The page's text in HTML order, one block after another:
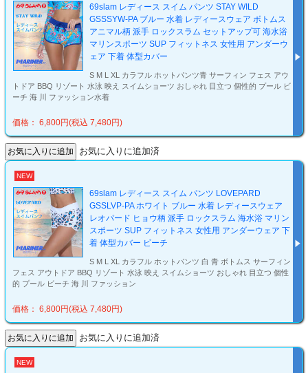
69slam レディース スイム パンツ STAY WILD
GSSSYW-PA ブルー 水着 レディースウェア ボトムス
アニマル柄 派手 ロックスラム セットアップ可 海水浴
マリンスポーツ SUP フィットネス 女性用 アンダーウ
ェア 下着 体型カバー
S M L XL カラフル ホットパンツ青 サーフィン フェス アウ
トドア BBQ リゾート 水泳 映え スイムショーツ おしゃれ 目立つ 個性的 プール ビ
ーチ 海 川 ファッション水着
価格： 6,800円(税込 7,480円)
お気に入りに追加済
NEW
69slam レディース スイム パンツ LOVEPARD
GSSLVP-PA ホワイト ブルー 水着 レディースウェア
レオパード ヒョウ柄 派手 ロックスラム 海水浴 マリン
スポーツ SUP フィットネス 女性用 アンダーウェア 下
着 体型カバー ビーチ
S M L XL カラフル ホットパンツ 白 青 ボトムス サーフィン
フェス アウトドア BBQ リゾート 水泳 映え スイムショーツ おしゃれ 目立つ 個性
的 プール ビーチ 海 川 ファッション
価格： 6,800円(税込 7,480円)
お気に入りに追加済
NEW